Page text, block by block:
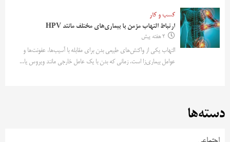
کسب و کار
ارتباط التهاب مزمن با بیماری‌های مختلف مانند HPV
2 هفته پیش
التهاب یکی از واکنش‌های طبیعی بدن برای مقابله با آسیب‌ها، عفونت‌ها و
عوامل بیماری‌زا است. زمانی که بدن با یک عامل خارجی مانند ویروس یا...
دسته‌ها